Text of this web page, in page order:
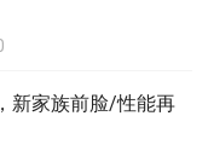
新家族前脸/性能再